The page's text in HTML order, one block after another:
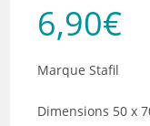
6,90€
Marque Stafil
Dimensions 50 x